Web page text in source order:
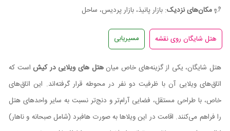
مکان‌های نزدیک: بازار پانیذ، بازار پردیس، ساحل
مسیریابی
هتل شایگان، یکی از گزینه‌های خاص میانهتل های ویلایی در کیش است که
اتاق‌های ویلایی آن با ظرفیت دو نفر در محوطه قرار گرفته‌اند. این اتاق‌های
خاص، با طراحی مستقل، فضایی آرام‌تر و دنج‌تر نسبت به سایر واحدهای هتل
را فراهم می‌کنند. اقامت در این ویلاها به صورت هافبرد (شامل صبحانه و ناهار)